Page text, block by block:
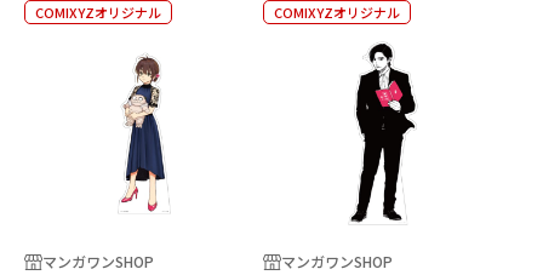
COMIXYZオリジナル COMIXYZオリジナル
マンガワンSHOP マンガワンSHOP